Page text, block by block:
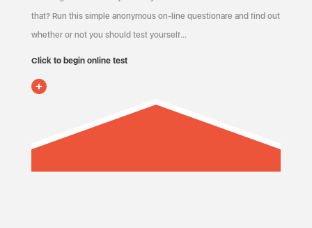
that? Run this simple anonymous on-line questionare and find out
whether or not you should test yourself…
Click to begin online test